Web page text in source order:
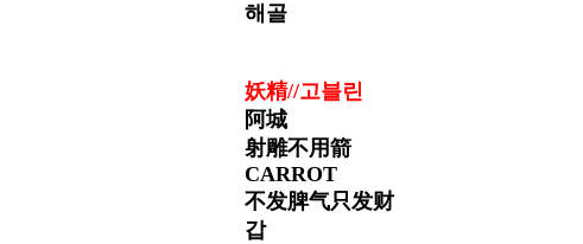
해골
妖精//고블린
阿城
射雕不用箭
CARROT
不发脾气只发财
갑